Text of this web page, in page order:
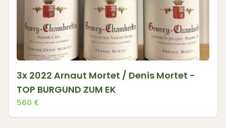
3x 2022 Arnaut Mortet / Denis Mortet -
TOP BURGUND ZUM EK
560 €